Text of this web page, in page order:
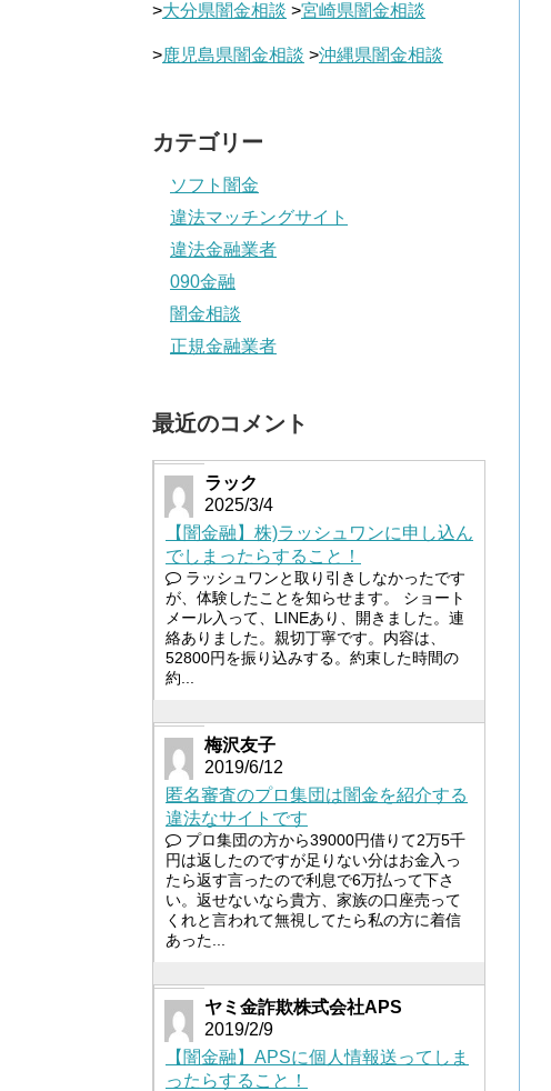
>大分県闇金相談 >宮崎県闇金相談
>鹿児島県闇金相談 >沖縄県闇金相談
カテゴリー
ソフト闇金
違法マッチングサイト
違法金融業者
090金融
闇金相談
正規金融業者
最近のコメント
ラック
2025/3/4
【闇金融】株)ラッシュワンに申し込ん
でしまったらすること！
ラッシュワンと取り引きしなかったです
が、体験したことを知らせます。 ショート
メール入って、LINEあり、開きました。連
絡ありました。親切丁寧です。内容は、
52800円を振り込みする。約束した時間の
約...
梅沢友子
2019/6/12
匿名審査のプロ集団は闇金を紹介する
違法なサイトです
プロ集団の方から39000円借りて2万5千
円は返したのですが足りない分はお金入っ
たら返す言ったので利息で6万払って下さ
い。返せないなら貴方、家族の口座売って
くれと言われて無視してたら私の方に着信
あった...
ヤミ金詐欺株式会社APS
2019/2/9
【闇金融】APSに個人情報送ってしま
ったらすること！